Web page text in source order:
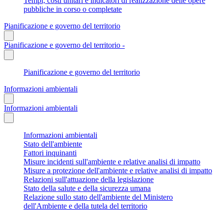
pubbliche in corso o completate
Pianificazione e governo del territorio
Pianificazione e governo del territorio -
Pianificazione e governo del territorio
Informazioni ambientali
Informazioni ambientali
Informazioni ambientali
Stato dell'ambiente
Fattori inquinanti
Misure incidenti sull'ambiente e relative analisi di impatto
Misure a protezione dell'ambiente e relative analisi di impatto
Relazioni sull'attuazione della legislazione
Stato della salute e della sicurezza umana
Relazione sullo stato dell'ambiente del Ministero
dell'Ambiente e della tutela del territorio